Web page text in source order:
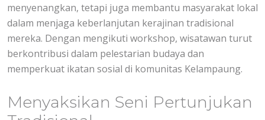
menyenangkan, tetapi juga membantu masyarakat lokal
dalam menjaga keberlanjutan kerajinan tradisional
mereka. Dengan mengikuti workshop, wisatawan turut
berkontribusi dalam pelestarian budaya dan
memperkuat ikatan sosial di komunitas Kelampaung.
Menyaksikan Seni Pertunjukan